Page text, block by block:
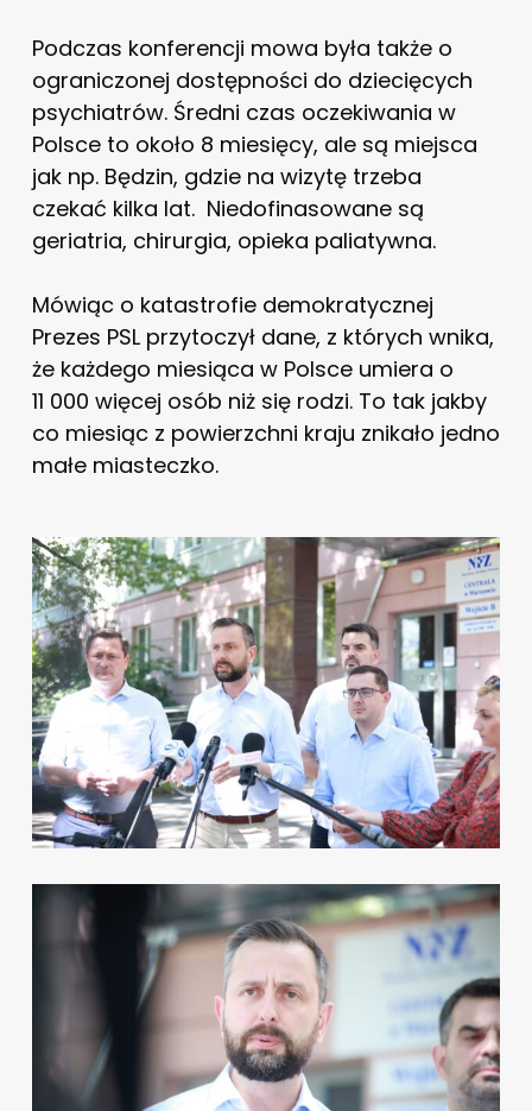
Podczas konferencji mowa była także o
ograniczonej dostępności do dziecięcych
psychiatrów. Średni czas oczekiwania w
Polsce to około 8 miesięcy, ale są miejsca
jak np. Będzin, gdzie na wizytę trzeba
czekać kilka lat. Niedofinasowane są
geriatria, chirurgia, opieka paliatywna.
Mówiąc o katastrofie demokratycznej
Prezes PSL przytoczył dane, z których wnika,
że każdego miesiąca w Polsce umiera o
11 000 więcej osób niż się rodzi. To tak jakby
co miesiąc z powierzchni kraju znikało jedno
małe miasteczko.